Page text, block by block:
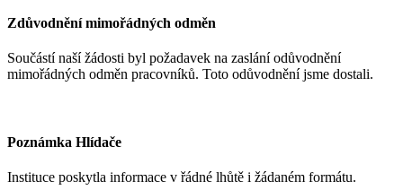
Zdůvodnění mimořádných odměn
Součástí naší žádosti byl požadavek na zaslání odůvodnění
mimořádných odměn pracovníků. Toto odůvodnění jsme dostali.
Poznámka Hlídače
Instituce poskytla informace v řádné lhůtě i žádaném formátu.